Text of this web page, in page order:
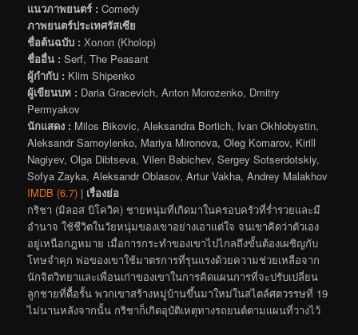
แนวภาพยนตร์ : Comedy
ภาพยนตร์ประเทศรัสเซีย
ชื่อต้นฉบับ : Холоп (Kholop)
ชื่ออื่น : Serf, The Peasant
ผู้กำกับ : Klim Shipenko
ผู้เขียนบท : Daria Gracevich, Anton Morozenko, Dmitry
Permyakov
นักแสดง : Milos Bikovic, Aleksandra Bortich, Ivan Okhlobystin,
Aleksandr Samoylenko, Mariya Mironova, Oleg Komarov, Kirill
Nagiyev, Olga Dibtseva, Vilen Babichev, Sergey Sotserdotskiy,
Sofya Zayka, Aleksandr Oblasov, Artur Vakha, Andrey Malakhov
IMDB (6.7) | เรื่องย่อ
กริชา (มิลอส บิโควิค) ชายหนุ่มที่เกิดมาในครอบครัวที่ร่ำรวยและมี
อำนาจ ใช้ชีวิตในวัยหนุ่มของเขาอย่างเอาแต่ใจ จนเขาคิดว่าตัวเอง
อยู่เหนือกฎหมาย เมื่อการกระทำของเขาไปไกลถึงขั้นต้องเผชิญกับ
โทษจำคุก พ่อของเขาใช้มาตรการที่รุนแรงด้วยความช่วยเหลือจาก
นักจิตวิทยาและเพื่อนเก่าของเขาในการคิดแผนการที่จะปรับเปลี่ยน
ลูกชายที่ดื้อรั้น พวกเขาสร้างหมู่บ้านขึ้นมาใหม่ในสไตล์ศตวรรษที่ 19
ไม่นานหลังจากนั้น กริชาก็เกิดอุบัติเหตุทางรถยนต์ตามแผนที่วางไว้